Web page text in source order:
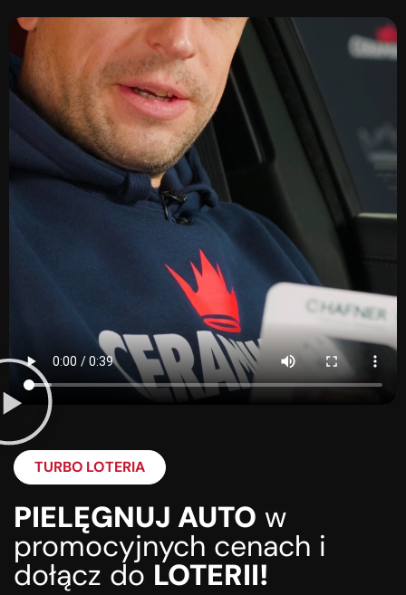
TURBO LOTERIA
PIELĘGNUJ AUTO w
promocyjnych cenach i
dołącz do LOTERII!